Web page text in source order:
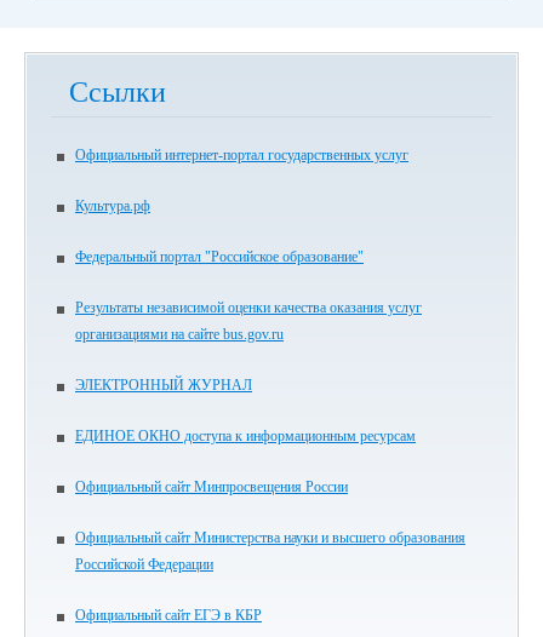
Ссылки
Официальный интернет-портал государственных услуг
Культура.рф
Федеральный портал "Российское образование"
Результаты независимой оценки качества оказания услуг
организациями на сайте bus.gov.ru
ЭЛЕКТРОННЫЙ ЖУРНАЛ
ЕДИНОЕ ОКНО доступа к информационным ресурсам
Официальный сайт Минпросвещения России
Официальный сайт Министерства науки и высшего образования
Российской Федерации
Официальный сайт ЕГЭ в КБР